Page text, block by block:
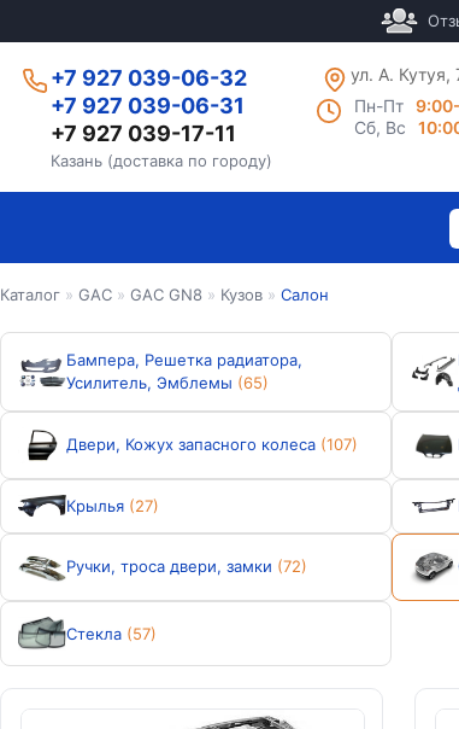
+7 927 039-06-32
+7 927 039-06-31
+7 927 039-17-11
Казань (доставка по городу)
ул. А. Кутуя,
Пн-Пт
Сб, Вс
Каталог » GAC » GAC GN8 » Кузов » Салон
Бампера, Решетка радиатора,
Усилитель, Эмблемы (65)
Двери, Кожух запасного колеса (107)
Крылья (27)
Ручки, троса двери, замки (72)
Стекла (57)